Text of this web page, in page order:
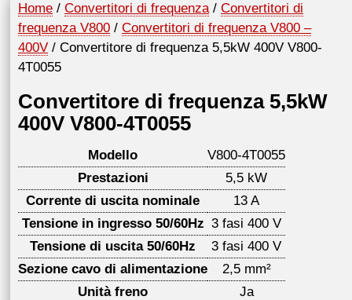
Home / Convertitori di frequenza/ Convertitori di
frequenza V800 / Convertitori di frequenza V800 –
400V / Convertitore di frequenza 5,5kW 400V V800-
4T0055
Convertitore di frequenza 5,5kW
400V V800-4T0055
Modello
V800-4T0055
Prestazioni
5,5 kW
Corrente di uscita nominale
13 A
Tensione in ingresso 50/60Hz 3 fasi 400 V
Tensione di uscita 50/60Hz
3 fasi 400 V
Sezione cavo di alimentazione
2,5 mm²
Unità freno
Ja